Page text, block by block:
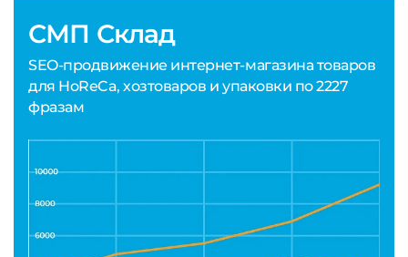
СМП Склад
SEO-продвижение интернет-магазина товаров
для HoReCa, хозтоваров и упаковки по 2227
фразам